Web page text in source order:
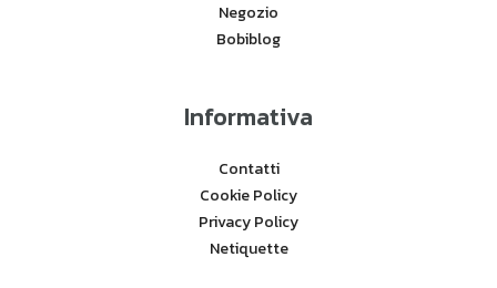
Negozio
Bobiblog
Informativa
Contatti
Cookie Policy
Privacy Policy
Netiquette